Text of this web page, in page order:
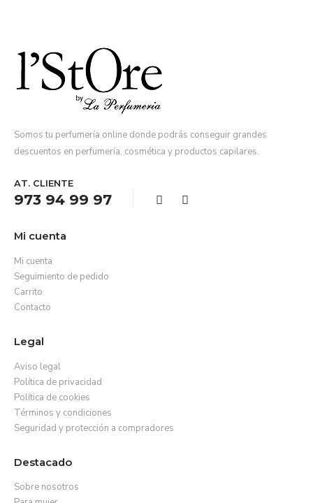
Somos tu perfumería online donde podrás conseguir grandes
descuentos en perfumería, cosmética y productos capilares.
AT. CLIENTE
973 94 99 97
Mi cuenta
Mi cuenta
Seguimiento de pedido
Carrito
Contacto
Legal
Aviso legal
Política de privacidad
Política de cookies
Términos y condiciones
Seguridad y protección a compradores
Destacado
Sobre nosotros